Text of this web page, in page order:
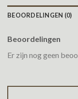
BEOORDELINGEN (0)
Beoordelingen
Er zijn nog geen